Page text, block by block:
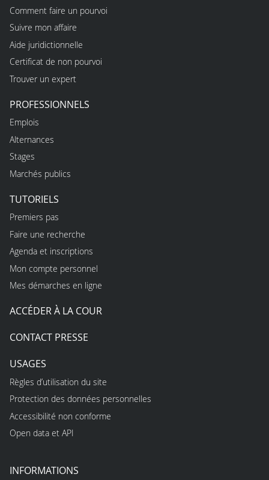
Comment faire un pourvoi
Suivre mon affaire
Aide juridictionnelle
Certificat de non pourvoi
Trouver un expert
PROFESSIONNELS
Emplois
Alternances
Stages
Marchés publics
TUTORIELS
Premiers pas
Faire une recherche
Agenda et inscriptions
Mon compte personnel
Mes démarches en ligne
ACCÉDER À LA COUR
CONTACT PRESSE
USAGES
Règles d’utilisation du site
Protection des données personnelles
Accessibilité non conforme
Open data et API
INFORMATIONS